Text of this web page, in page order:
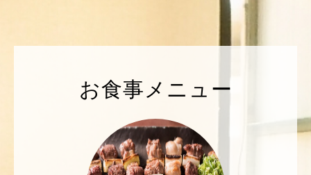
お食事メニュー